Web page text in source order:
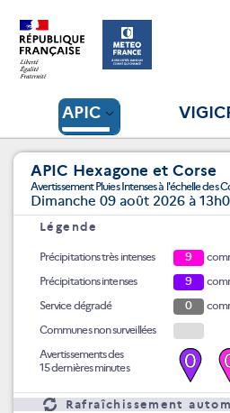
APIC
APIC Hexagone et Corse
Avertissement Pluies Intenses à l'échelle des
Dimanche 09 août 2026 à
Légende
Précipitations très intenses 9
Précipitations intenses
9
Service dégradé
0
Communes non surveillées
Avertissements des
15 dernières minutes
0
Rafraîchissement